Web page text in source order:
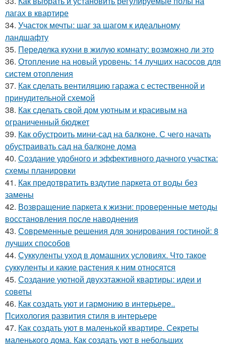
лагах в квартире
34. Участок мечты: шаг за шагом к идеальному
ландшафту
35. Переделка кухни в жилую комнату: возможно ли это
36. Отопление на новый уровень: 14 лучших насосов для
систем отопления
37. Как сделать вентиляцию гаража с естественной и
принудительной схемой
38. Как сделать свой дом уютным и красивым на
ограниченный бюджет
39. Как обустроить мини-сад на балконе. С чего начать
обустраивать сад на балконе дома
40. Создание удобного и эффективного дачного участка:
схемы планировки
41. Как предотвратить вздутие паркета от воды без
замены
42. Возвращение паркета к жизни: проверенные методы
восстановления после наводнения
43. Современные решения для зонирования гостиной: 8
лучших способов
44. Суккуленты уход в домашних условиях. Что такое
суккуленты и какие растения к ним относятся
45. Создание уютной двухэтажной квартиры: идеи и
советы
46. Как создать уют и гармонию в интерьере..
Психология развития стиля в интерьере
47. Как создать уют в маленькой квартире. Секреты
маленького дома. Как создать уют в небольших